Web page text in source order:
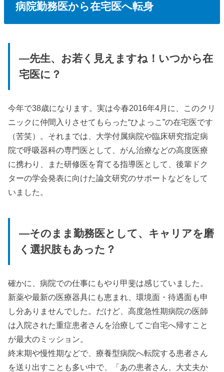
病院勤務医から在宅医へ転身
—先生、お若く見えますね！いつから在
宅医に？
今年で38歳になります。実は今春2016年4月に、このクリ
ニックに仲間入りさせてもらった“ひよっこ”の在宅医です
（苦笑）。それまでは、大学付属病院や臨床研究指定病
院で呼吸器科の専門医として、がん治療などの高度医療
に携わり、また研修医を育てる指導医として、後輩ドク
ターの学会発表に向けた論文研究のサポートなどをして
いました。
—そのまま勤務医として、キャリアを磨
く選択肢もあった？
確かに、病院での仕事にもやり甲斐は感じていました。
新薬や最新の医療器具にも恵まれ、環境面・待遇面も申
し分ありませんでした。だけど、高度急性期病院の医師
は入院された重症患者さんを治療してご自宅へ帰すこと
が最大のミッション。
終末期や慢性期などで、療養型病院へ転院する患者さん
を送り出すことも多い中で、「あの患者さん、大丈夫か